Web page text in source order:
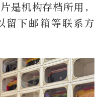
是机构存档所用，
留下邮箱等联系方